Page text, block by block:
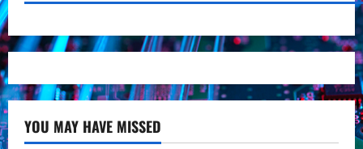
YOU MAY HAVE MISSED